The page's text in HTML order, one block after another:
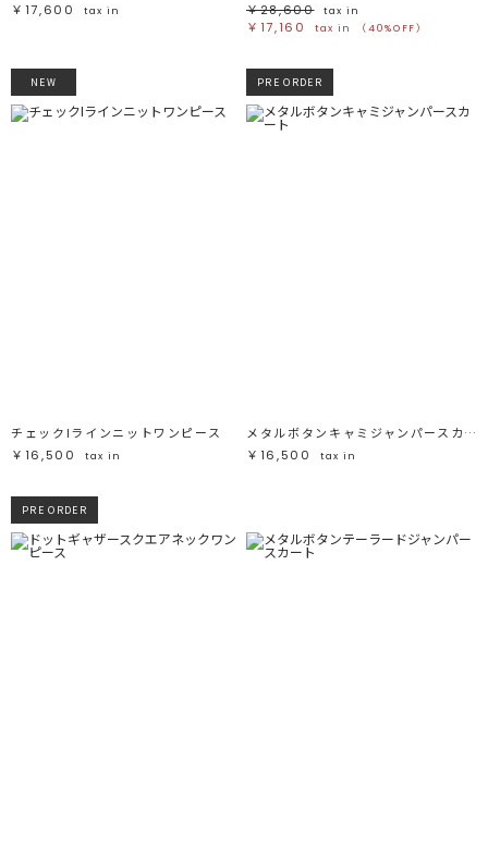
￥17,600
tax in
￥28,600
tax in
￥17,160 tax in （40%OFF）
NEW
チェックIラインニットワンピース
￥16,500
tax in
PRE ORDER
メタルボタンキャミジャンパースカート
￥16,500
tax in
PRE ORDER